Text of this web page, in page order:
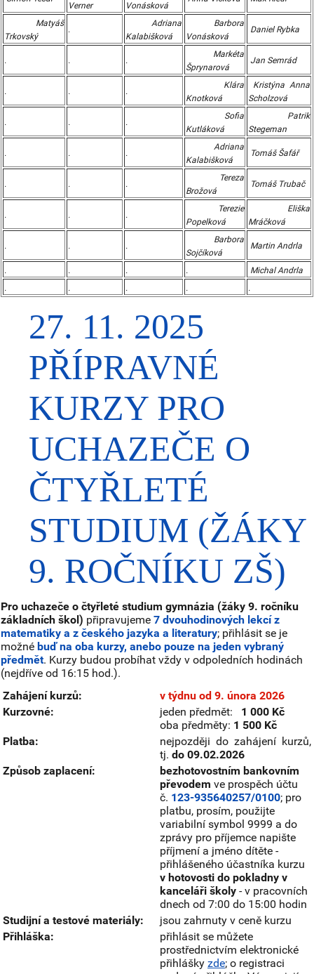
Verner Vonásková
Matyáš
Trkovský
.
Adriana
Kalabišková
Barbora
Vonásková
Daniel Rybka
. . .
Markéta
Šprynarová
Jan Semrád
. . .
Klára
Knotková
Kristýna Anna
Scholzová
. . .
Sofia
Kutláková
Patrik
Stegeman
. . .
Adriana
Kalabišková
Tomáš Šafář
. . .
Tereza
Brožová
Tomáš Trubač
. . .
Terezie
Popelková
Eliška
Mráčková
. . .
Barbora
Sojčíková
Martin Andrla
. . . .
Michal Andrla
.
. . . .
27. 11. 2025
PŘÍPRAVNÉ
KURZY PRO
UCHAZEČE O
ČTYŘLETÉ
STUDIUM (ŽÁKY
9. ROČNÍKU ZŠ)
Pro uchazeče o čtyřleté studium gymnázia (žáky 9. ročníku
základních škol) připravujeme 7 dvouhodinových lekcí z
matematiky a z českého jazyka a literatury; přihlásit se je
možné buď na oba kurzy, anebo pouze na jeden vybraný
předmět. Kurzy budou probíhat vždy v odpoledních hodinách
(nejdříve od 16:15 hod.).
Zahájení kurzů:
v týdnu od 9. února 2026
Kurzovné:
jeden předmět: 1 000 Kč
oba předměty: 1 500 Kč
Platba:
nejpozději do zahájení kurzů,
tj. do 09.02.2026
Způsob zaplacení:
bezhotovostním bankovním
převodem ve prospěch účtu
č. 123-935640257/0100; pro
platbu, prosím, použijte
variabilní symbol 9999 a do
zprávy pro příjemce napište
příjmení a jméno dítěte -
přihlášeného účastníka kurzu
v hotovosti do pokladny v
kanceláři školy - v pracovních
dnech od 7:00 do 15:00 hodin
Studijní a testové materiály:
jsou zahrnuty v ceně kurzu
Přihláška:
přihlásit se můžete
prostřednictvím elektronické
přihlášky zde; o registraci